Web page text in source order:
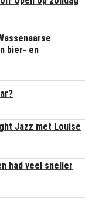
bier- en
Jazz met Louise
had veel sneller